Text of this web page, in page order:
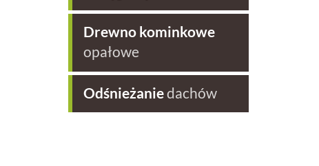
Drewno kominkowe
opałowe
Odśnieżaniedachów